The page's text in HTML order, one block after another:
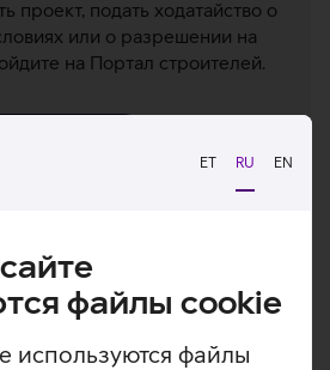
ET RU EN
файлы cookie
используются файлы
проект, подать ходатайство о
или о разрешении на
на Портал строителей.